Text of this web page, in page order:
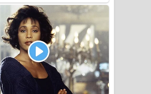
Benthara Palame Song Lyrics -
බෙන්තර පාලමේ ගීතයේ පද පෙළ
Sanda Babalena Song Lyrics - සඳ
බැබලෙන ගීතයේ පද පෙළ
Adare Wadi Nisa Song Lyrics - ආදරේ